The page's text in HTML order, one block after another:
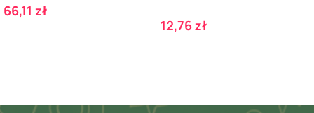
Cena
66,11 zł
Cena
12,76 zł